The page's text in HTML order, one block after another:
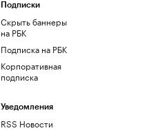
Подписки
Скрыть баннеры
на РБК
Подписка на РБК
Корпоративная
подписка
Уведомления
RSS Новости